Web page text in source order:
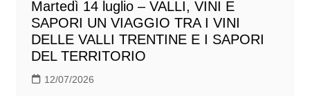
Martedì 14 luglio – VALLI, VINI E
SAPORI UN VIAGGIO TRA I VINI
DELLE VALLI TRENTINE E I SAPORI
DEL TERRITORIO
12/07/2026